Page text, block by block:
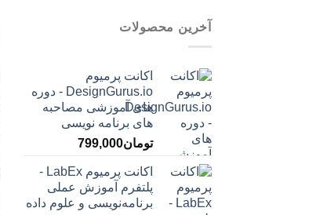
آخرین محصولات
اکانت پرمیوم
DesignGurus.io - دوره
‌های آموزشی مصاحبه
‌های برنامه نویسی
تومان799,000
اکانت پرمیوم LabEx -
پلتفرم آموزش عملی
برنامه‌نویسی و علوم داده